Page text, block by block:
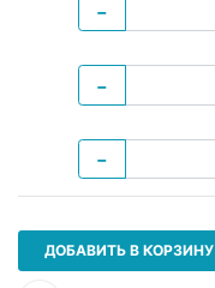
−
−
−
ДОБАВИТЬ В КОРЗИНУ